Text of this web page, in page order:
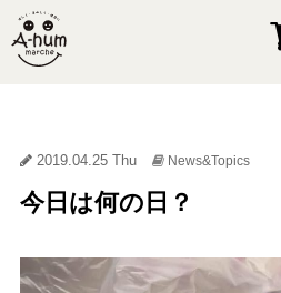
2019.04.25 Thu News&Topics
今日は何の日？